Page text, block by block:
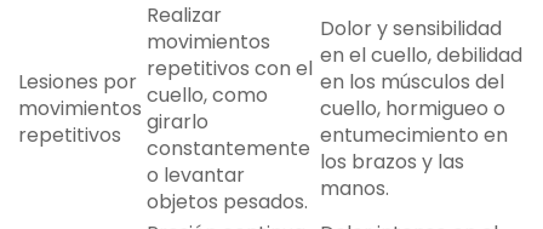
Lesiones por
movimientos
repetitivos
Realizar
movimientos
repetitivos con el
cuello, como
girarlo
constantemente
o levantar
objetos pesados.
Dolor y sensibilidad
en el cuello, debilidad
en los músculos del
cuello, hormigueo o
entumecimiento en
los brazos y las
manos.